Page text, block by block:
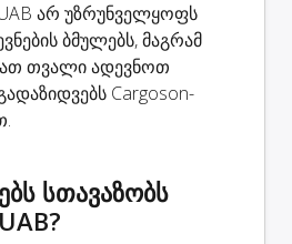
არ უზრუნველყოფს
ბმულებს, მაგრამ
თვალი ადევნოთ
Cargoson-
სთავაზობს